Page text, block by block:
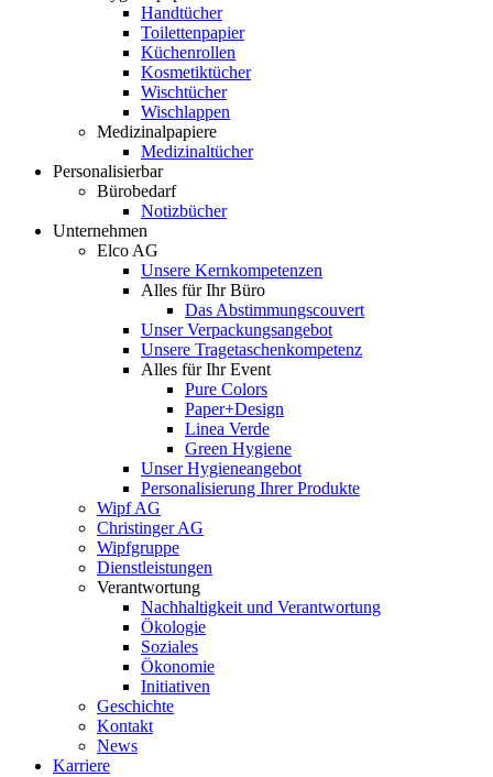
Handtücher
Toilettenpapier
Küchenrollen
Kosmetiktücher
Wischtücher
Wischlappen
Medizinalpapiere
Medizinaltücher
Personalisierbar
Bürobedarf
Notizbücher
Unternehmen
Elco AG
Unsere Kernkompetenzen
Alles für Ihr Büro
Das Abstimmungscouvert
Unser Verpackungsangebot
Unsere Tragetaschenkompetenz
Alles für Ihr Event
Pure Colors
Paper+Design
Linea Verde
Green Hygiene
Unser Hygieneangebot
Personalisierung Ihrer Produkte
Wipf AG
Christinger AG
Wipfgruppe
Dienstleistungen
Verantwortung
Nachhaltigkeit und Verantwortung
Ökologie
Soziales
Ökonomie
Initiativen
Geschichte
Kontakt
News
Karriere